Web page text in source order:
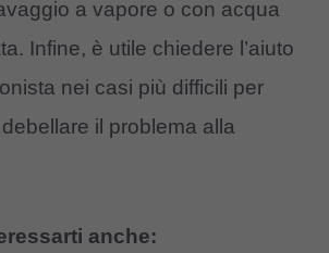
a vapore o con acqua
Infine, è utile chiedere l’aiuto
nei casi più difficili per
il problema alla
anche: